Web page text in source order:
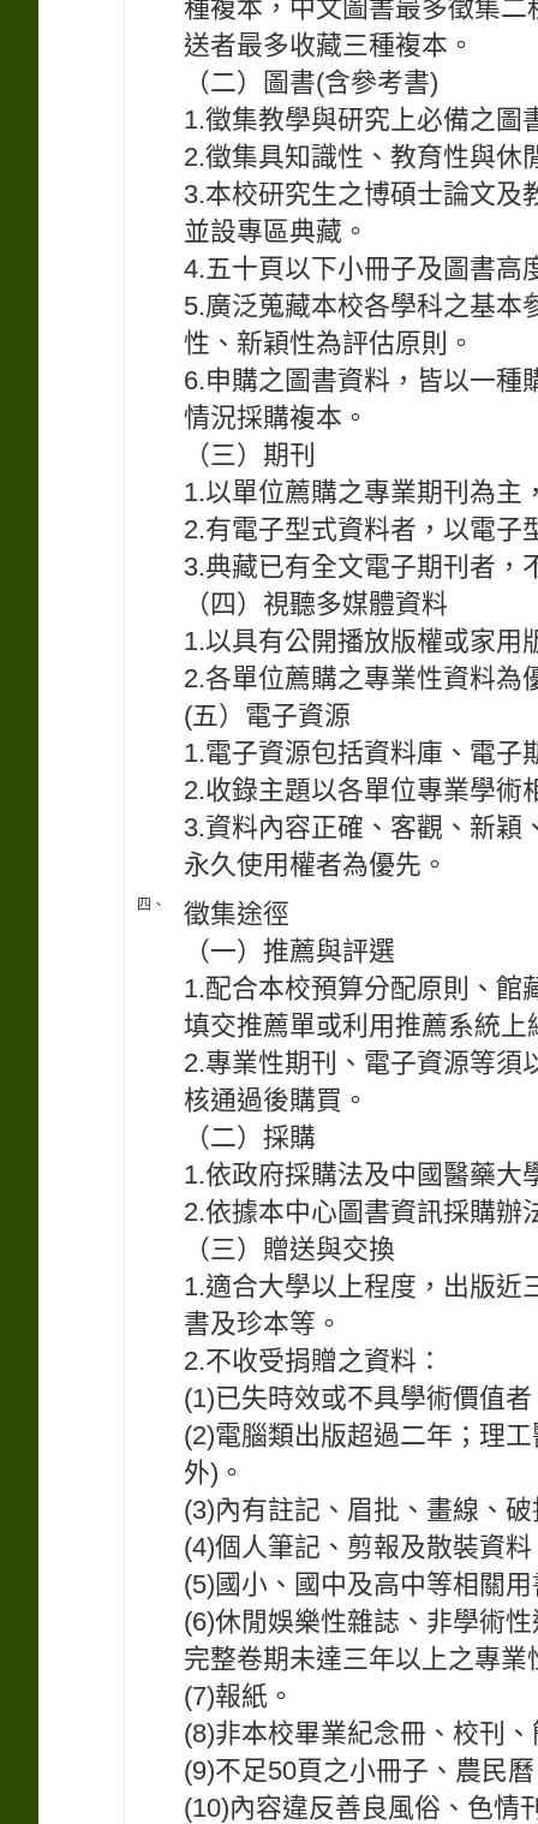
種複本，中文圖書最多徵集
送者最多收藏三種複本。
（二）圖書(含參考書)
1.徵集教學與研究上必備之圖
2.徵集具知識性、教育性與休
3.本校研究生之博碩士論文及
並設專區典藏。
4.五十頁以下小冊子及圖書高
5.廣泛蒐藏本校各學科之基本
性、新穎性為評估原則。
6.申購之圖書資料，皆以一種
情況採購複本。
（三）期刊
1.以單位薦購之專業期刊為主
2.有電子型式資料者，以電子
3.典藏已有全文電子期刊者，
（四）視聽多媒體資料
1.以具有公開播放版權或家用
2.各單位薦購之專業性資料為
(五）電子資源
1.電子資源包括資料庫、電子
2.收錄主題以各單位專業學術
3.資料內容正確、客觀、新穎
永久使用權者為優先。
四、
徵集途徑
（一）推薦與評選
1.配合本校預算分配原則、館
填交推薦單或利用推薦系統上
2.專業性期刊、電子資源等須
核通過後購買。
（二）採購
1.依政府採購法及中國醫藥大
2.依據本中心圖書資訊採購辦
（三）贈送與交換
1.適合大學以上程度，出版近
書及珍本等。
2.不收受捐贈之資料：
(1)已失時效或不具學術價值
(2)電腦類出版超過二年；理
外)。
(3)內有註記、眉批、畫線、
(4)個人筆記、剪報及散裝資料
(5)國小、國中及高中等相關
(6)休閒娛樂性雜誌、非學術
完整卷期未達三年以上之專業
(7)報紙。
(8)非本校畢業紀念冊、校刊
(9)不足50頁之小冊子、農民
(10)內容違反善良風俗、色情